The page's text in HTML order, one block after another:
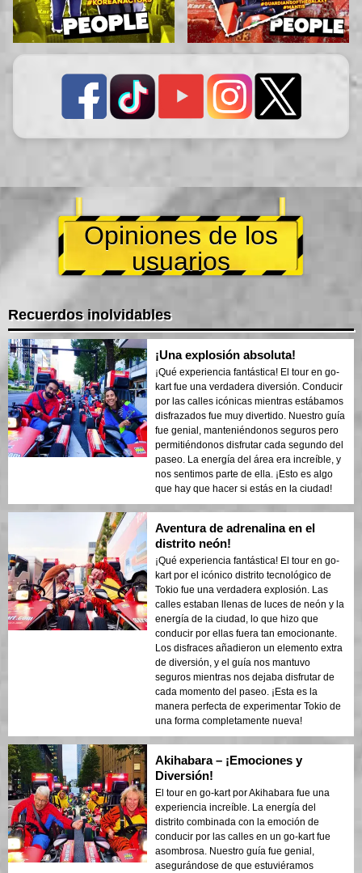
Opiniones de los
usuarios
Recuerdos inolvidables
¡Una explosión absoluta!
¡Qué experiencia fantástica! El tour en go-
kart fue una verdadera diversión. Conducir
por las calles icónicas mientras estábamos
disfrazados fue muy divertido. Nuestro guía
fue genial, manteniéndonos seguros pero
permitiéndonos disfrutar cada segundo del
paseo. La energía del área era increíble, y
nos sentimos parte de ella. ¡Esto es algo
que hay que hacer si estás en la ciudad!
Aventura de adrenalina en el
distrito neón!
¡Qué experiencia fantástica! El tour en go-
kart por el icónico distrito tecnológico de
Tokio fue una verdadera explosión. Las
calles estaban llenas de luces de neón y la
energía de la ciudad, lo que hizo que
conducir por ellas fuera tan emocionante.
Los disfraces añadieron un elemento extra
de diversión, y el guía nos mantuvo
seguros mientras nos dejaba disfrutar de
cada momento del paseo. ¡Esta es la
manera perfecta de experimentar Tokio de
una forma completamente nueva!
Akihabara – ¡Emociones y
Diversión!
El tour en go-kart por Akihabara fue una
experiencia increíble. La energía del
distrito combinada con la emoción de
conducir por las calles en un go-kart fue
asombrosa. Nuestro guía fue genial,
asegurándose de que estuviéramos